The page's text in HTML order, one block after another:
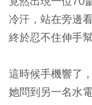
冷汗，站在旁邊
終於忍不住伸手
這時候手機響了
她問到另一名水